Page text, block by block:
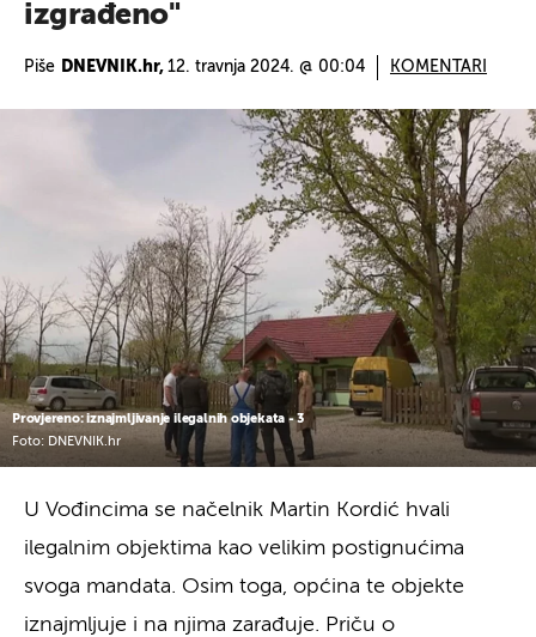
izgrađeno"
Piše DNEVNIK.hr, 12. travnja 2024. @ 00:04 KOMENTARI
Provjereno: iznajmljivanje ilegalnih objekata - 3
Foto: DNEVNIK.hr
U Vođincima se načelnik Martin Kordić hvali
ilegalnim objektima kao velikim postignućima
svoga mandata. Osim toga, općina te objekte
iznajmljuje i na njima zarađuje. Priču o